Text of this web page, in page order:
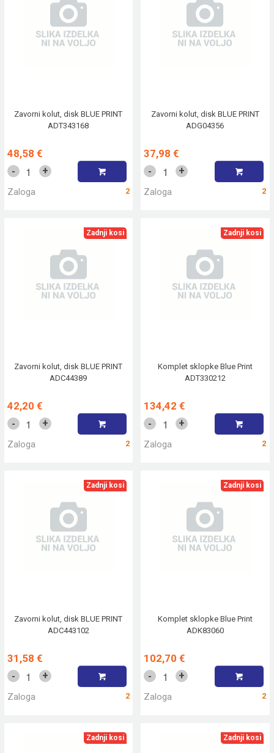
Zavorni kolut, disk BLUE PRINT
ADT343168
48,58 €
- +
Zaloga 2
Zavorni kolut, disk BLUE PRINT
ADG04356
37,98 €
- +
Zaloga 2
Zadnji kosi
Zavorni kolut, disk BLUE PRINT
ADC44389
42,20 €
- +
Zaloga 2
Zadnji kosi
Komplet sklopke Blue Print
ADT330212
134,42 €
- +
Zaloga 2
Zadnji kosi
Zavorni kolut, disk BLUE PRINT
ADC443102
31,58 €
- +
Zaloga 2
Zadnji kosi
Komplet sklopke Blue Print
ADK83060
102,70 €
- +
Zaloga 2
Zadnji kosi Zadnji kosi